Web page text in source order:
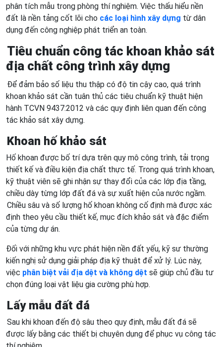
phân tích mẫu trong phòng thí nghiệm. Việc thấu hiểu nền
đất là nền tảng cốt lõi cho các loại hình xây dựng từ dân
dụng đến công nghiệp phát triển an toàn.
Tiêu chuẩn công tác khoan khảo sát
địa chất công trình xây dựng
Để đảm bảo số liệu thu thập có độ tin cậy cao, quá trình
khoan khảo sát cần tuân thủ các tiêu chuẩn kỹ thuật hiện
hành TCVN 9437:2012 và các quy định liên quan đến công
tác khảo sát xây dựng.
Khoan hố khảo sát
Hố khoan được bố trí dựa trên quy mô công trình, tải trọng
thiết kế và điều kiện địa chất thực tế. Trong quá trình khoan,
kỹ thuật viên sẽ ghi nhận sự thay đổi của các lớp địa tầng,
chiều dày từng lớp đất đá và sự xuất hiện của nước ngầm.
Chiều sâu và số lượng hố khoan không cố định mà được xác
định theo yêu cầu thiết kế, mục đích khảo sát và đặc điểm
của từng dự án.
Đối với những khu vực phát hiện nền đất yếu, kỹ sư thường
kiến nghị sử dụng giải pháp địa kỹ thuật để xử lý. Lúc này,
việc phân biệt vải địa dệt và không dệt sẽ giúp chủ đầu tư
chọn đúng loại vật liệu gia cường phù hợp.
Lấy mẫu đất đá
Sau khi khoan đến độ sâu theo quy định, mẫu đất đá sẽ
được lấy bằng các thiết bị chuyên dụng để phục vụ công tác